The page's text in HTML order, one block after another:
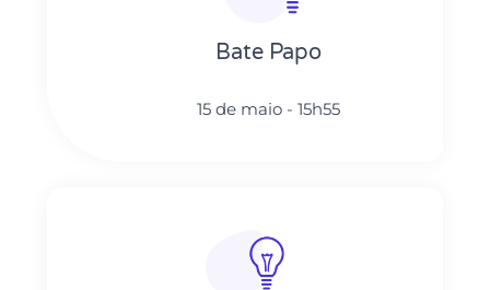
Bate Papo
15 de maio - 15h55